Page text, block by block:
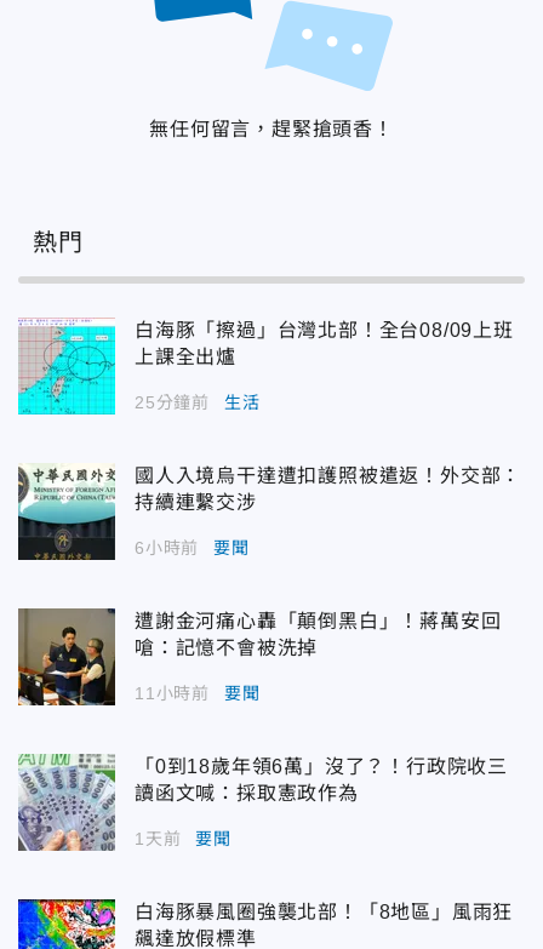
無任何留言，趕緊搶頭香！
熱門
白海豚「擦過」台灣北部！全台08/09上班
上課全出爐
25分鐘前 生活
國人入境烏干達遭扣護照被遣返！外交部：
持續連繫交涉
6小時前 要聞
遭謝金河痛心轟「顛倒黑白」！蔣萬安回
嗆：記憶不會被洗掉
11小時前 要聞
「0到18歲年領6萬」沒了？！行政院收三
讀函文喊：採取憲政作為
1天前 要聞
白海豚暴風圈強襲北部！「8地區」風雨狂
飆達放假標準